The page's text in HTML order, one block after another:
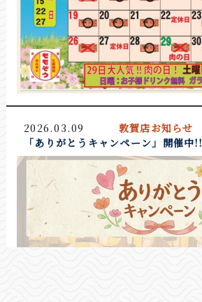
2026.03.09
敦賀店お知らせ
「ありがとうキャンペーン」開催中!!